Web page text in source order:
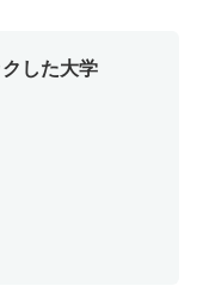
した大学